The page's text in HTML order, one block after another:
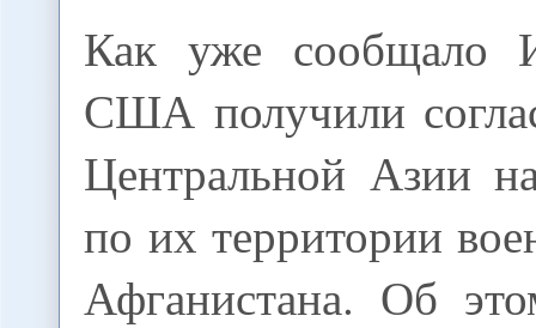
Как уже сообщало
США получили
Центральной Азии
по их территории
Афганистана. Об